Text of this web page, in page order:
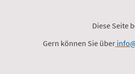
Diese Seite
Gern können Sie über